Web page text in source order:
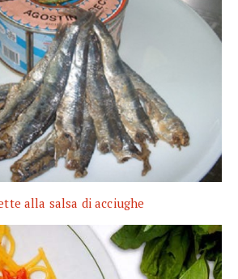
alla salsa di acciughe